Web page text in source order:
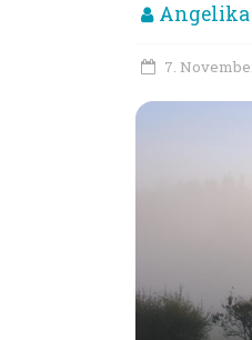
Angelika
7.